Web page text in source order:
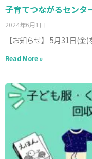
子育てつながるセン
2024年6月1日
【お知らせ】 5月31日(金
Read More »